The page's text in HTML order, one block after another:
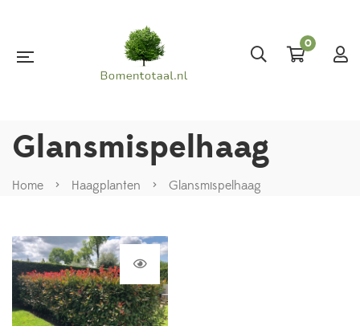
0
Glansmispelhaag
Home > Haagplanten > Glansmispelhaag